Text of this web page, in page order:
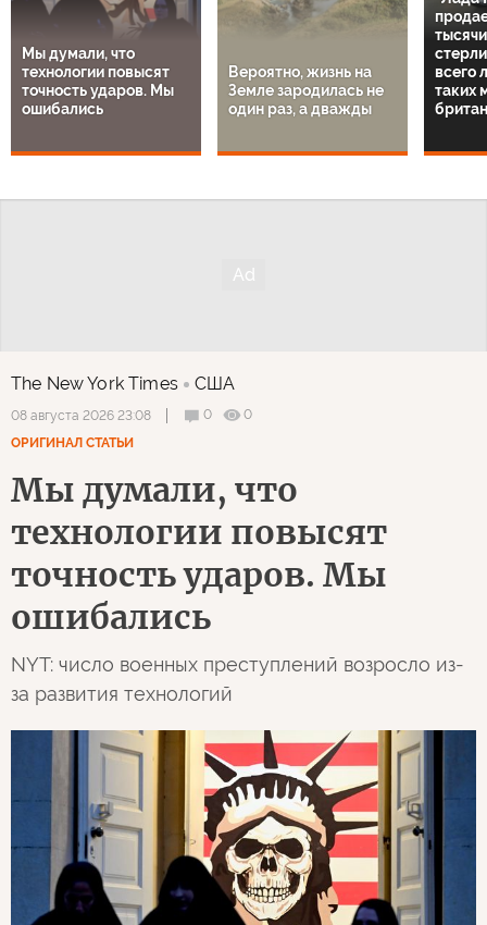
Мы думали, что
технологии повысят
точность ударов. Мы
ошибались
Вероятно, жизнь на
Земле зародилась не
один раз, а дважды
всего
таких
The New York Times США
08 августа 2026 23:08 0
0
ОРИГИНАЛ СТАТЬИ
Мы думали, что
технологии повысят
точность ударов. Мы
ошибались
NYT: число военных преступлений возросло из-
за развития технологий